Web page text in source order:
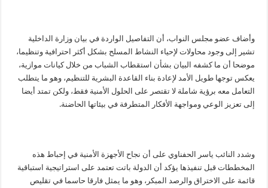
وأضاف عضو مجلس النواب، أن التفاصيل الواردة في بيان وزارة الداخلية
تشير إلى وجود محاولات لإحياء النشاط المسلح بشكل أكثر احترافية وتنظيما،
موضحا أن ما كشفه البيان بشأن استقطاب الشباب من خلال كيانات موازية،
يعكس توجها طويل الأمد لإعادة بناء القاعدة البشرية للتنظيم، وهو ما يتطلب
التعامل معه برؤية شاملة لا تقتصر على الحلول الأمنية فقط، ولكن تمتد أيضا
إلى تعزيز الوعي ومواجهة الأفكار المتطرفة في بيئاتها الحاضنة.
وشدد النائب ياسر الحفناوي على أن نجاح الأجهزة الأمنية في إحباط هذه
المخططات قبل تنفيذها يؤكد أن الدولة باتت تعتمد على استراتيجية استباقية
قائمة على الاختراق والرصد المبكر، وهو ما يمثل فارقا حاسما في تقليص